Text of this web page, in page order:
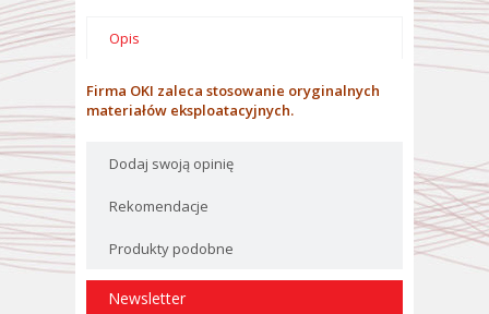
Opis
Firma OKI zaleca stosowanie oryginalnych
materiałów eksploatacyjnych.
Dodaj swoją opinię
Rekomendacje
Produkty podobne
Newsletter